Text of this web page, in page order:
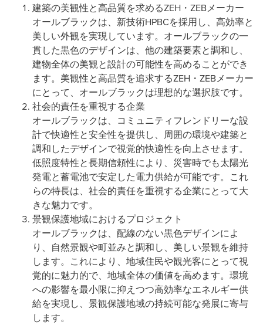
建築の美観性と高品質を求めるZEH・ZEBメーカー
オールブラックは、新技術HPBCを採用し、高効率と
美しい外観を実現しています。オールブラックの一
貫した黒色のデザインは、他の建築要素と調和し、
建物全体の美観と設計の可能性を高めることができ
ます。美観性と高品質を追求するZEH・ZEBメーカー
にとって、オールブラックは理想的な選択肢です。
社会的責任を重視する企業
オールブラックは、コミュニティフレンドリーな設
計で快適性と安全性を提供し、周囲の環境や建築と
調和したデザインで視覚的快適性を向上させます。
低照度特性と長期信頼性により、災害時でも太陽光
発電と蓄電池で安定した電力供給が可能です。これ
らの特長は、社会的責任を重視する企業にとって大
きな魅力です。
景観保護地域におけるプロジェクト
オールブラックは、配線のない黒色デザインによ
り、自然景観や町並みと調和し、美しい景観を維持
します。これにより、地域住民や観光客にとって視
覚的に魅力的で、地域全体の価値を高めます。環境
への影響を最小限に抑えつつ高効率なエネルギー供
給を実現し、景観保護地域の持続可能な発展に寄与
します。